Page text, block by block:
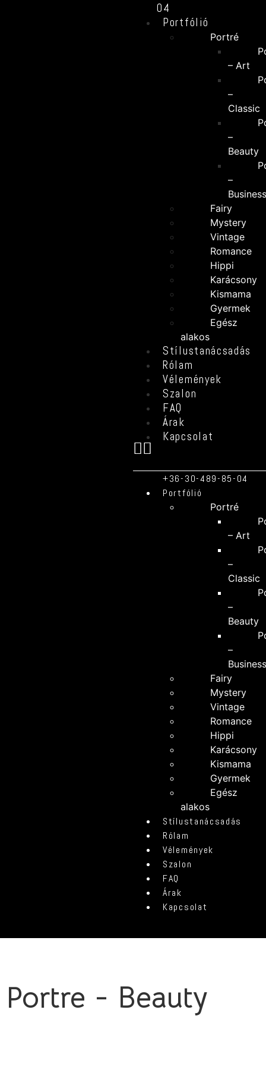
04
Portfólió
Portré
– Art
–
Classic
–
Beauty
–
Business
Fairy
Mystery
Vintage
Romance
Hippi
Karácsony
Kismama
Gyermek
Egész
alakos
Stílustanácsadás
Rólam
Vélemények
Szalon
FAQ
Árak
Kapcsolat
+36-30-489-85-04
Portfólió
Portré
– Art
–
Classic
–
Beauty
–
Business
Fairy
Mystery
Vintage
Romance
Hippi
Karácsony
Kismama
Gyermek
Egész
alakos
Stílustanácsadás
Rólam
Vélemények
Szalon
FAQ
Árak
Kapcsolat
Portre - Beauty